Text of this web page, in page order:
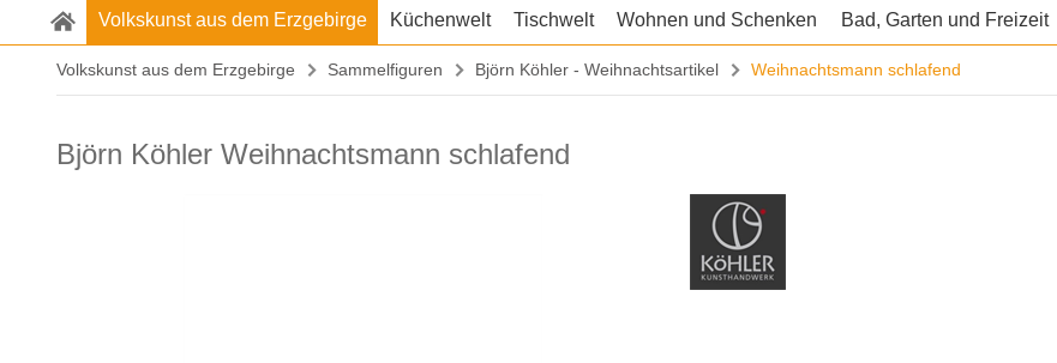
Volkskunst aus dem Erzgebirge Küchenwelt Tischwelt Wohnen und Schenken Bad, Garten und Freizeit
Volkskunst aus dem Erzgebirge Sammelfiguren Björn Köhler - Weihnachtsartikel Weihnachtsmann schlafend
Björn Köhler Weihnachtsmann schlafend